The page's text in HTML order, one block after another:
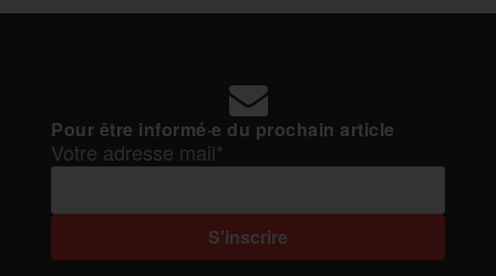
Pour être informé·e du prochain article
Votre adresse mail*